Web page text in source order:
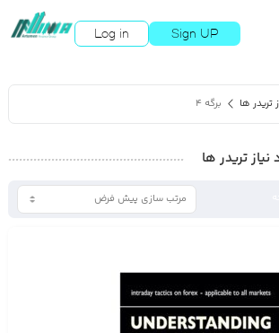
Log in Sign UP
تریدر ها برگه 4
نیاز تریدر ها